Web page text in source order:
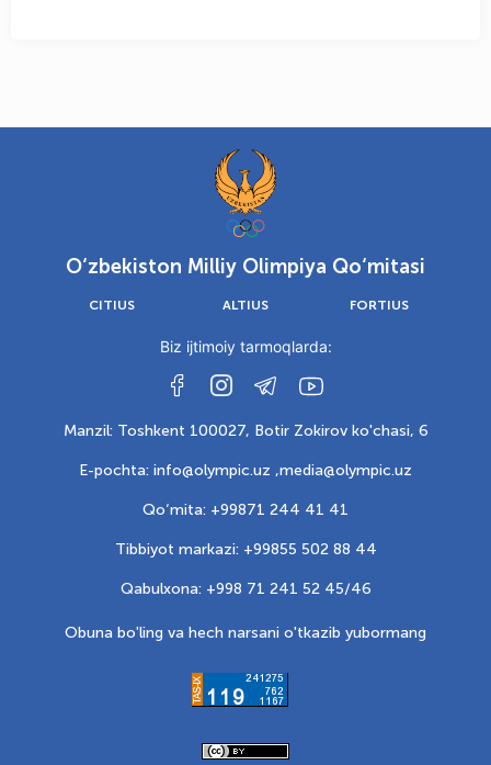
O‘zbekiston Milliy Olimpiya Qo‘mitasi
CITIUS ALTIUS FORTIUS
Biz ijtimoiy tarmoqlarda:
Manzil: Toshkent 100027, Botir Zokirov ko'chasi, 6
E-pochta: info@olympic.uz ,media@olympic.uz
Qo‘mita: +99871 244 41 41
Tibbiyot markazi: +99855 502 88 44
Qabulxona: +998 71 241 52 45/46
Obuna bo'ling va hech narsani o'tkazib yubormang